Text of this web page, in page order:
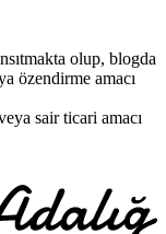
olup, blogda
özendirme amacı
sair ticari amacı